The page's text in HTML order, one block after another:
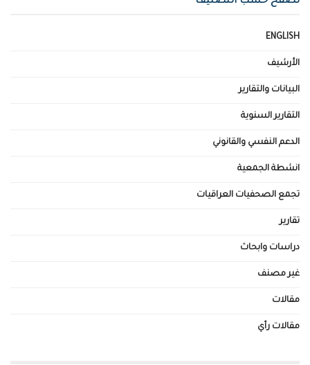
ENGLISH
الأرشيف
البيانات والتقارير
التقارير السنوية
الدعم النفسي والقانوني
انشطة الجمعية
تجمع الصحفيات العراقيات
تقارير
دراسات وابحاث
غير مصنف
مقالات
مقالات رأي